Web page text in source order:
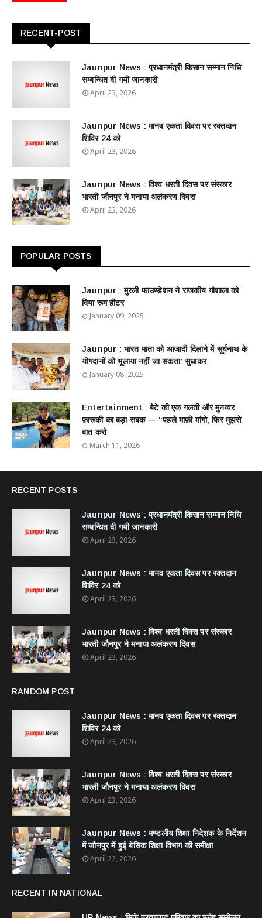
RECENT-POST
Jaunpur News : ​प्रधानमंत्री किसान सम्मान निधि
सम्बन्धित दी गयी जानकारी
April 23, 2026
Jaunpur News : ​मानव एकता दिवस पर रक्तदान
शिविर 24 को
April 23, 2026
Jaunpur News : विश्व धरती दिवस पर संस्कार
भारती जौनपुर ने मनाया अलंकरण दिवस
April 23, 2026
POPULAR POSTS
Jaunpur : ​मुरली फाउण्डेशन ने राजकीय गौशाला को
दिया रूम हीटर
January 09, 2025
Jaunpur : ​भारत माता को आजादी दिलाने में सूर्यनाथ के
योगदानों को भूलाया नहीं जा सकता: सुधाकर
January 08, 2025
Entertainment : बेटे की एक गलती और मुनव्वर
फ़ारूकी का बड़ा सबक — “पहले माफ़ी मांगो, फिर मुझसे
बात करो
March 11, 2026
RECENT POSTS
Jaunpur News : ​प्रधानमंत्री किसान सम्मान निधि
सम्बन्धित दी गयी जानकारी
April 23, 2026
Jaunpur News : ​मानव एकता दिवस पर रक्तदान
शिविर 24 को
April 23, 2026
Jaunpur News : विश्व धरती दिवस पर संस्कार
भारती जौनपुर ने मनाया अलंकरण दिवस
April 23, 2026
RANDOM POST
Jaunpur News : ​मानव एकता दिवस पर रक्तदान
शिविर 24 को
April 23, 2026
Jaunpur News : विश्व धरती दिवस पर संस्कार
भारती जौनपुर ने मनाया अलंकरण दिवस
April 23, 2026
Jaunpur News : ​मण्डलीय शिक्षा निदेशक के निर्देशन
में जौनपुर में हुई बेसिक शिक्षा विभाग की समीक्षा
April 22, 2026
RECENT IN NATIONAL